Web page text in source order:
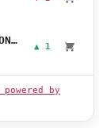
ΣΤΑ ΚΑΛΥΤΕΡΑ ΠΟΥ ΕΛΚΟΝΤΑΙ ▲ 1
by